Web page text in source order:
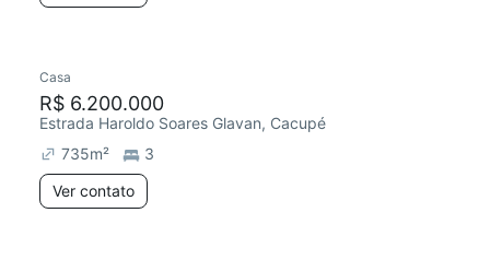
Casa
R$ 6.200.000
Estrada Haroldo Soares Glavan, Cacupé
735m²
3
Ver contato